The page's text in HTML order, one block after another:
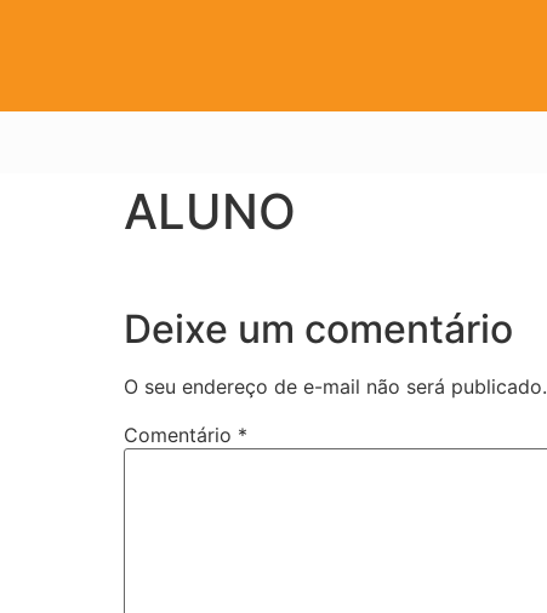
ALUNO
Deixe um comentário
O seu endereço de e-mail não será publicado.
Comentário *